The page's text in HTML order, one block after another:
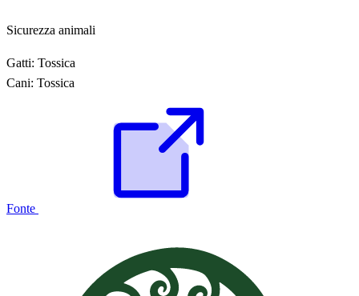
Sicurezza animali
Gatti: Tossica
Cani: Tossica
Fonte